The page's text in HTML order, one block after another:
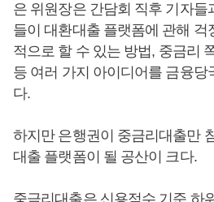
은 위원장은 간담회 직후 기자들
들이 대환대출 플랫폼에 관해 걱
적으로 할 수 있는 방법, 중금리
등 여러 가지 아이디어를 금융당
다.
하지만 은행권이 중금리대출만
대출 플랫폼이 될 공산이 크다.